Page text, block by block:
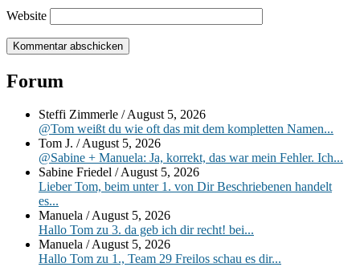
Website
Primärer
Widgetbereich
Forum
Steffi Zimmerle /August 5, 2026
@Tom weißt du wie oft das mit dem kompletten Namen...
Tom J. /August 5, 2026
@Sabine + Manuela: Ja, korrekt, das war mein Fehler. Ich...
Sabine Friedel /August 5, 2026
Lieber Tom, beim unter 1. von Dir Beschriebenen handelt
es...
Manuela /August 5, 2026
Hallo Tom zu 3. da geb ich dir recht! bei...
Manuela /August 5, 2026
Hallo Tom zu 1., Team 29 Freilos schau es dir...